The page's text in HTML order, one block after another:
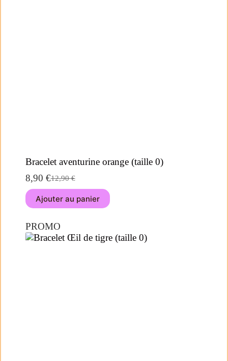
Bracelet aventurine orange (taille 0)
12,90€
8,90 €
Ajouter au panier
PROMO